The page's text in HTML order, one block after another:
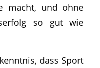
macht, und ohne
so gut wie
dass Sport